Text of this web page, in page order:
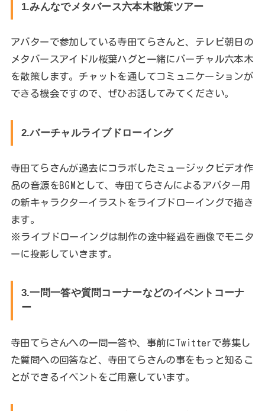
1.みんなでメタバース六本木散策ツアー
アバターで参加している寺田てらさんと、テレビ朝日の
メタバースアイドル桜葉ハグと一緒にバーチャル六本木
を散策します。チャットを通してコミュニケーションが
できる機会ですので、ぜひお話してみてください。
2.バーチャルライブドローイング
寺田てらさんが過去にコラボしたミュージックビデオ作
品の音源をBGMとして、寺田てらさんによるアバター用
の新キャラクターイラストをライブドローイングで描き
ます。
※ライブドローイングは制作の途中経過を画像でモニタ
ーに投影していきます。
3.一問一答や質問コーナーなどのイベントコーナ
ー
寺田てらさんへの一問一答や、事前にTwitterで募集し
た質問への回答など、寺田てらさんの事をもっと知るこ
とができるイベントをご用意しています。